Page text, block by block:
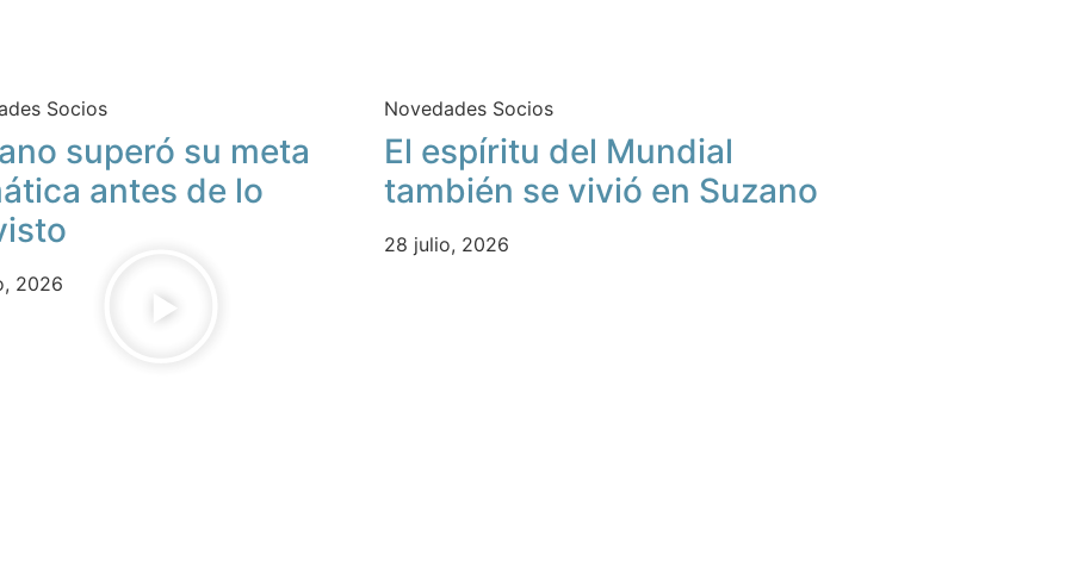
Socios
superó su meta
antes de lo
2026
Novedades Socios
El espíritu del Mundial
también se vivió en Suzano
28 julio, 2026